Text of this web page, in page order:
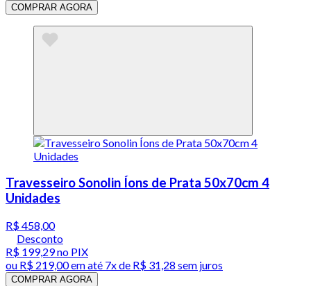
COMPRAR AGORA
Travesseiro Sonolin Íons de Prata 50x70cm 4
Unidades
R$ 458,00
Desconto
R$ 199,29no PIX
ou R$ 219,00em até 7x de R$ 31,28 sem juros
COMPRAR AGORA